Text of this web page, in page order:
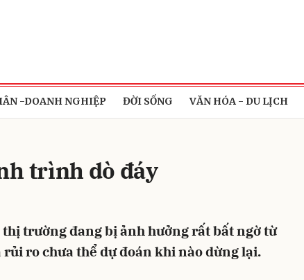
-DOANH NGHIỆP ĐỜI SỐNG VĂN HÓA - DU LỊCH
trình dò đáy
trường đang bị ảnh hưởng rất bất ngờ từ
rủi ro chưa thể dự đoán khi nào dừng lại.
Hủy